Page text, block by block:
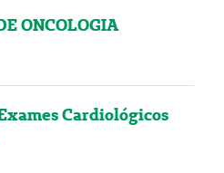
ONCOLOGIA
Cardiológicos